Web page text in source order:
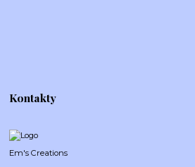
Kontakty
Em's Creations